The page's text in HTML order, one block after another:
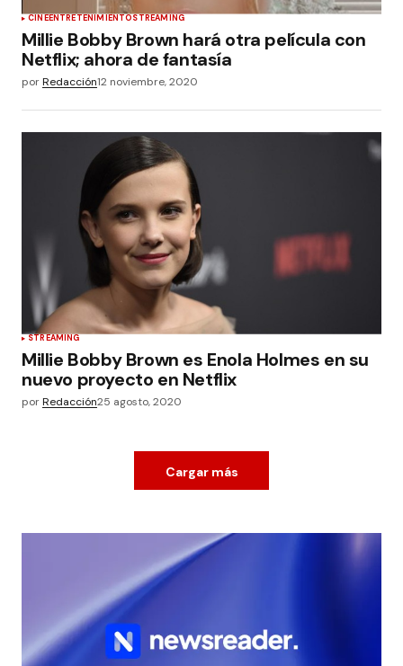
CINEENTRETENIMIENTOSTREAMING
Millie Bobby Brown hará otra película con
Netflix; ahora de fantasía
porRedacción12 noviembre, 2020
STREAMING
Millie Bobby Brown es Enola Holmes en su
nuevo proyecto en Netflix
porRedacción25 agosto, 2020
Cargar más